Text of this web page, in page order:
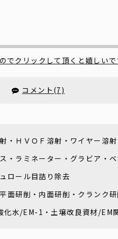
でクリックして頂くと嬉しいで
コメント(7)
・ＨＶＯＦ溶射・ワイヤー溶
・ラミネーター・グラビア・ベ
ロール目詰り除去
面研削・内面研削・クランク
化水/EM-1・土壌改良資材/EM